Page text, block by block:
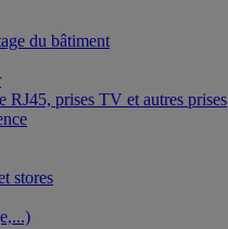
du bâtiment
RJ45, prises TV et autres prises
stores